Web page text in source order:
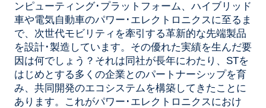
ンピューティング･プラットフォーム、ハイブリッド
車や電気自動車のパワー･エレクトロニクスに至るま
で、次世代モビリティを牽引する革新的な先端製品
を設計･製造しています。その優れた実績を生んだ要
因は何でしょう？それは同社が長年にわたり、STを
はじめとする多くの企業とのパートナーシップを育
み、共同開発のエコシステムを構築してきたことに
あります。これがパワー･エレクトロニクスにおけ